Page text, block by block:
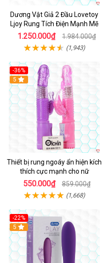
Dương Vật Giả 2 Đầu Lovetoy
Ljoy Rung Tích Điện Mạnh Mẽ
1.250.000₫ 1.984.000₫
(1,943)
-36%
Hot
5
Thiết bị rung ngoáy ẩn hiện kích
thích cực mạnh cho nữ
550.000₫ 859.000₫
(1,668)
-22%
Hot
5